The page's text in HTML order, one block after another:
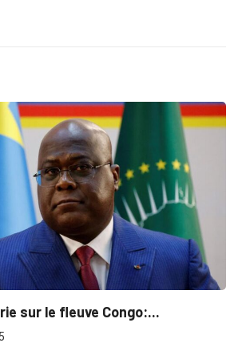
le fleuve Congo:...